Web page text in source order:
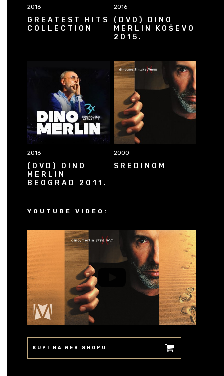
2016
GREATEST HITS
COLLECTION
2016
(DVD) DINO
MERLIN KOŠEVO
2015.
2016
(DVD) DINO
MERLIN
BEOGRAD 2011.
2000
SREDINOM
YOUTUBE VIDEO:
KUPI NA WEB SHOPU